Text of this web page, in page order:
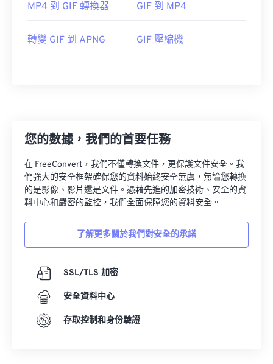
MP4 到 GIF 轉換器 GIF 到 MP4
轉變 GIF 到 APNG GIF 壓縮機
您的數據，我們的首要任務
在 FreeConvert，我們不僅轉換文件，更保護文件安全。我
們強大的安全框架確保您的資料始終安全無虞，無論您轉換
的是影像、影片還是文件。憑藉先進的加密技術、安全的資
料中心和嚴密的監控，我們全面保障您的資料安全。
了解更多關於我們對安全的承諾
SSL/TLS 加密
安全資料中心
存取控制和身份驗證